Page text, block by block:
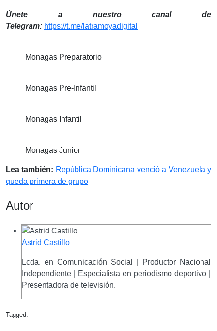
Únete a nuestro canal de
Telegram: https://t.me/latramoyadigital
Monagas Preparatorio
Monagas Pre-Infantil
Monagas Infantil
Monagas Junior
Lea también: República Dominicana venció a Venezuela y
queda primera de grupo
Autor
Astrid Castillo
Lcda. en Comunicación Social | Productor Nacional
Independiente | Especialista en periodismo deportivo |
Presentadora de televisión.
Tagged: